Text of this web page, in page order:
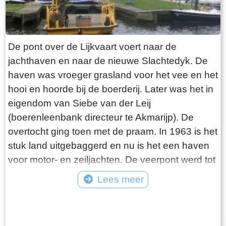
de bakkerij. Deze traditie wordt nog steeds
voortgezet, alleen is de plek veranderd. Bakker
Brink kreeg als eerste een telefoon. Als je wilde
bellen kon je daar terecht, of de bakker kwam bij
je langs als er een bericht voor je was. Je wist
toen niet beter, zo was je opgegroeid en het
werkte prima. Het huis bestond uit behalve de
bakkerij, een woonkamer, een woonkeuken,
een slaapkamer en een winkel. De kinderen
sliepen boven op zolder. De oven van de
bakkerij werd in de beginperiode verwarmd door
het verbranden van takken en turf. Later werd
de oven verwarmd door middel van een
De pont over de Lijkvaart voert naar de
jachthaven en naar de nieuwe Slachtedyk. De
haven was vroeger grasland voor het vee en het
hooi en hoorde bij de boerderij. Later was het in
eigendom van Siebe van der Leij
(boerenleenbank directeur te Akmarijp). De
overtocht ging toen met de praam. In 1963 is het
stuk land uitgebaggerd en nu is het een haven
voor motor- en zeiljachten. De veerpont werd tot
ongeveer 1995 nog in Heeg gebruikt en is door
de verplaatsing van de havenmond aldaar uit de
Lees meer